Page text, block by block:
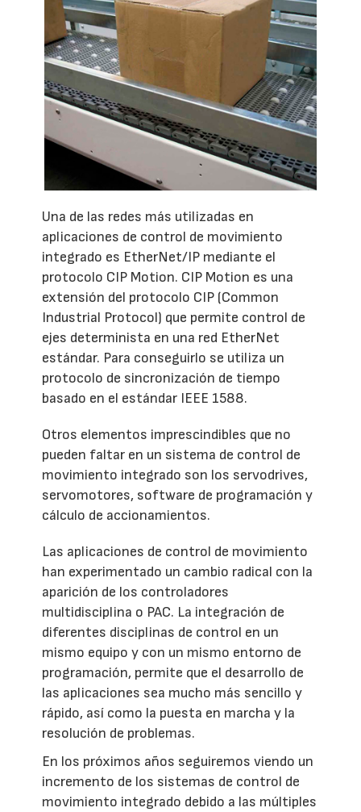
Una de las redes más utilizadas en
aplicaciones de control de movimiento
integrado es EtherNet/IP mediante el
protocolo CIP Motion. CIP Motion es una
extensión del protocolo CIP (Common
Industrial Protocol) que permite control de
ejes determinista en una red EtherNet
estándar. Para conseguirlo se utiliza un
protocolo de sincronización de tiempo
basado en el estándar IEEE 1588.
Otros elementos imprescindibles que no
pueden faltar en un sistema de control de
movimiento integrado son los servodrives,
servomotores, software de programación y
cálculo de accionamientos.
Las aplicaciones de control de movimiento
han experimentado un cambio radical con la
aparición de los controladores
multidisciplina o PAC. La integración de
diferentes disciplinas de control en un
mismo equipo y con un mismo entorno de
programación, permite que el desarrollo de
las aplicaciones sea mucho más sencillo y
rápido, así como la puesta en marcha y la
resolución de problemas.
En los próximos años seguiremos viendo un
incremento de los sistemas de control de
movimiento integrado debido a las múltiples